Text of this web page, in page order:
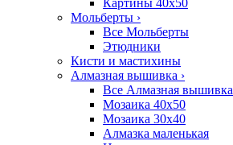
Картины 40x50
Мольберты ›
Все Мольберты
Этюдники
Кисти и мастихины
Алмазная вышивка ›
Все Алмазная вышивка
Мозаика 40x50
Мозаика 30x40
Алмазка маленькая